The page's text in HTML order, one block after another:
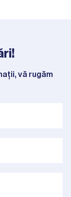
vă rugăm